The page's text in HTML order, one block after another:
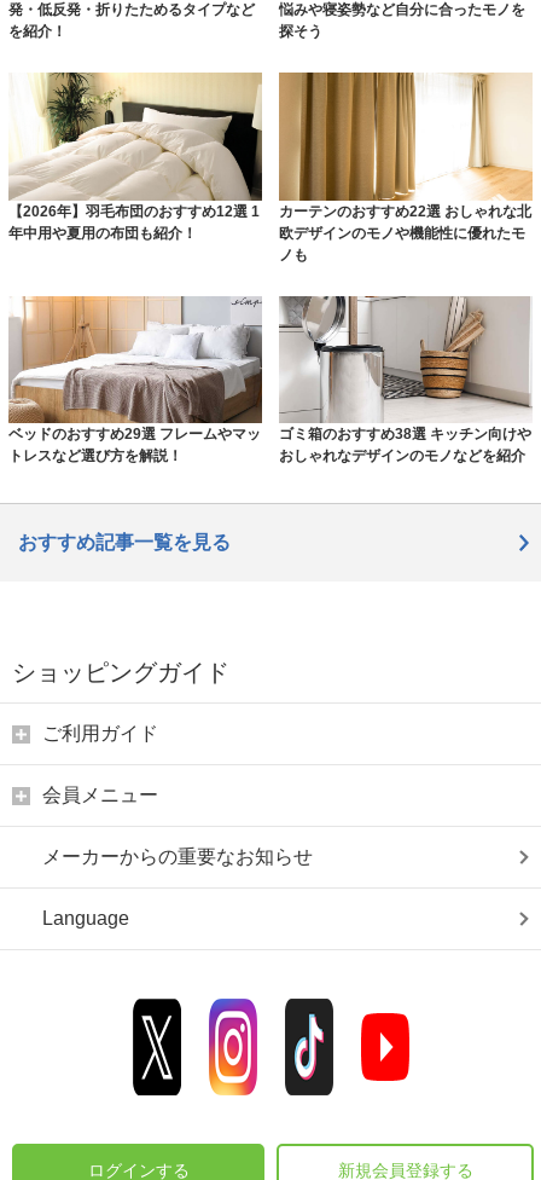
発・低反発・折りたためるタイプなど
を紹介！
悩みや寝姿勢など自分に合ったモノを
探そう
【2026年】羽毛布団のおすすめ12選 1
年中用や夏用の布団も紹介！
カーテンのおすすめ22選 おしゃれな北
欧デザインのモノや機能性に優れたモ
ノも
ベッドのおすすめ29選 フレームやマッ
トレスなど選び方を解説！
ゴミ箱のおすすめ38選 キッチン向けや
おしゃれなデザインのモノなどを紹介
おすすめ記事一覧を見る
ショッピングガイド
ご利用ガイド
会員メニュー
メーカーからの重要なお知らせ
Language
ログインする 新規会員登録する